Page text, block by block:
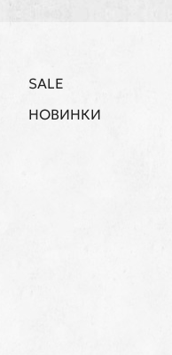
SALE
НОВИНКИ